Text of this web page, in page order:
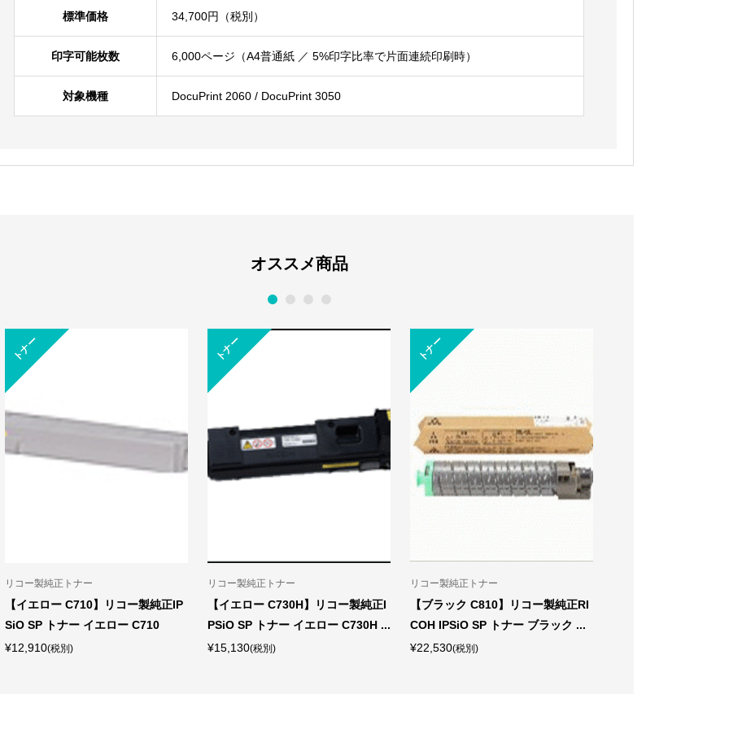
標準価格 34,700円（税別）
印字可能枚数 6,000ページ（A4普通紙 ／ 5%印字比率で片面連続印刷時）
対象機種 DocuPrint 2060 / DocuPrint 3050
オススメ商品
トナー
リコー製純正トナー
【イエロー C710】リコー製純正IP
SiO SP トナー イエロー C710
¥12,910(税別)
トナー
リコー製純正トナー
【イエロー C730H】リコー製純正I
PSiO SP トナー イエロー C730H ...
¥15,130(税別)
トナー
リコー製純正トナー
【ブラック C810】リコー製純正RI
COH IPSiO SP トナー ブラック ...
¥22,530(税別)
1 2 3 4